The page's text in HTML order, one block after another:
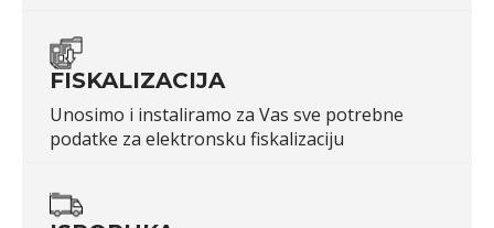
FISKALIZACIJA
Unosimo i instaliramo za Vas sve potrebne
podatke za elektronsku fiskalizaciju